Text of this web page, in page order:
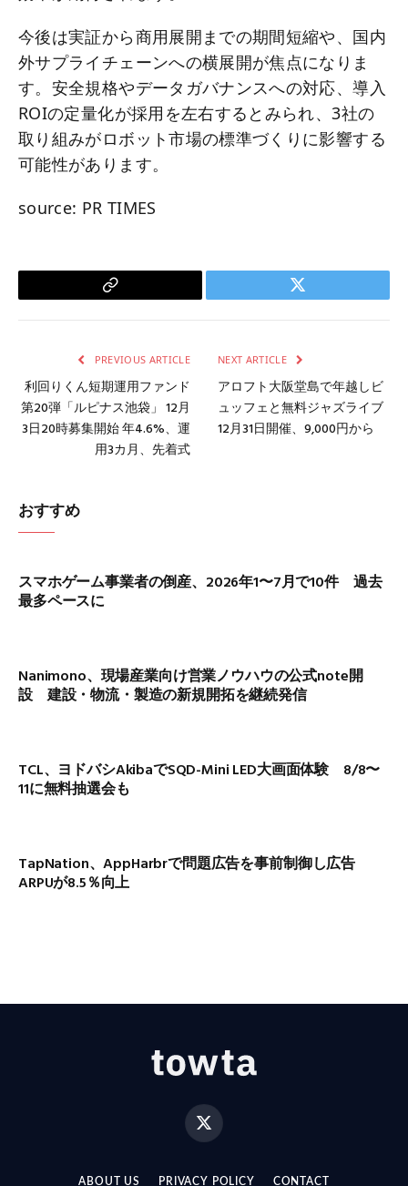
今後は実証から商用展開までの期間短縮や、国内
外サプライチェーンへの横展開が焦点になりま
す。安全規格やデータガバナンスへの対応、導入
ROIの定量化が採用を左右するとみられ、3社の
取り組みがロボット市場の標準づくりに影響する
可能性があります。
source: PR TIMES
Copy
Twitter
PREVIOUS ARTICLE
利回りくん短期運用ファンド
第20弾「ルピナス池袋」 12月
3日20時募集開始 年4.6%、運
用3カ月、先着式
NEXT ARTICLE
アロフト大阪堂島で年越しビ
ュッフェと無料ジャズライブ
12月31日開催、9,000円から
おすすめ
スマホゲーム事業者の倒産、2026年1〜7月で10件 過去
最多ペースに
Nanimono、現場産業向け営業ノウハウの公式note開
設 建設・物流・製造の新規開拓を継続発信
TCL、ヨドバシAkibaでSQD-Mini LED大画面体験 8/8〜
11に無料抽選会も
TapNation、AppHarbrで問題広告を事前制御し広告
ARPUが8.5％向上
X
(Twitter)
ABOUT US PRIVACY POLICY CONTACT